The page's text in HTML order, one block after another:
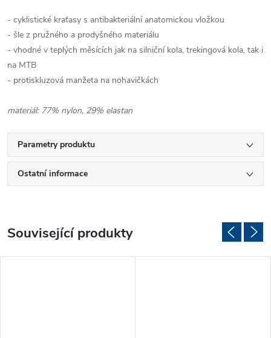
- cyklistické kraťasy s antibakteriální anatomickou vložkou
- šle z pružného a prodyšného materiálu
- vhodné v teplých měsících jak na silniční kola, trekingová kola, tak i
na MTB
- protiskluzová manžeta na nohavičkách
materiál: 77% nylon, 29% elastan
Parametry produktu
Ostatní informace
Související produkty